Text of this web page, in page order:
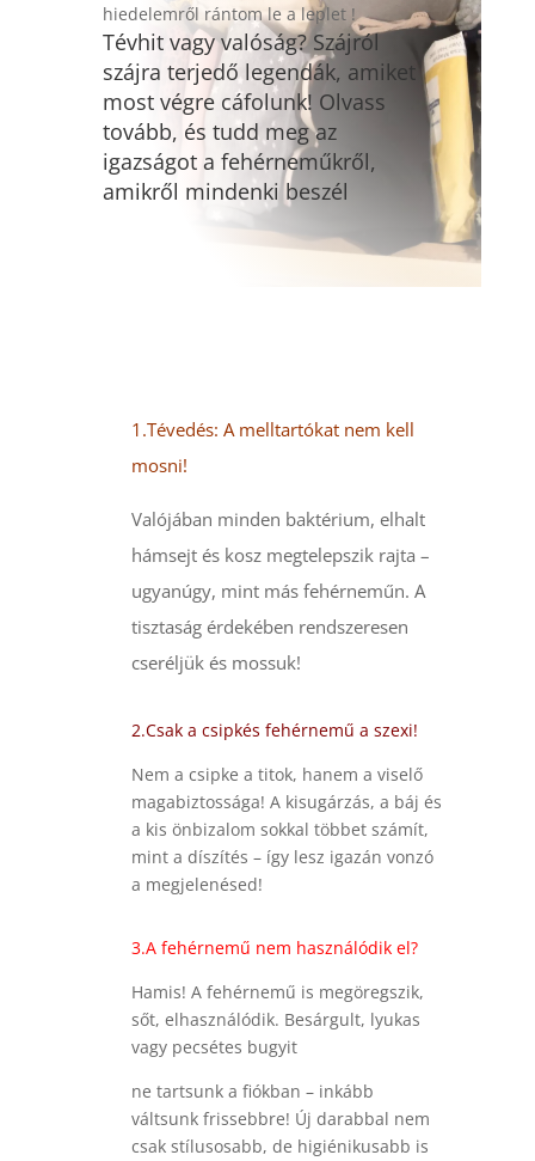
hiedelemről rántom le a leplet !
Tévhit vagy valóság? Szájról
szájra terjedő legendák, amiket
most végre cáfolunk! Olvass
tovább, és tudd meg az
igazságot a fehérneműkről,
amikről mindenki beszél
1.Tévedés: A melltartókat nem kell
mosni!
Valójában minden baktérium, elhalt
hámsejt és kosz megtelepszik rajta –
ugyanúgy, mint más fehérneműn. A
tisztaság érdekében rendszeresen
cseréljük és mossuk!
2.Csak a csipkés fehérnemű a szexi!
Nem a csipke a titok, hanem a viselő
magabiztossága! A kisugárzás, a báj és
a kis önbizalom sokkal többet számít,
mint a díszítés – így lesz igazán vonzó
a megjelenésed!
3.A fehérnemű nem használódik el?
Hamis! A fehérnemű is megöregszik,
sőt, elhasználódik. Besárgult, lyukas
vagy pecsétes bugyit
ne tartsunk a fiókban – inkább
váltsunk frissebbre! Új darabbal nem
csak stílusosabb, de higiénikusabb is